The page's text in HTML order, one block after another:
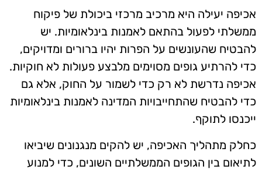
אכיפה יעילה היא מרכיב מרכזי ביכולת של פיקוח
ממשלתי לפעול בהתאם לאמנות בינלאומיות. יש
להבטיח שהעונשים על הפרות יהיו ברורים ומדויקים,
כדי להרתיע גופים מסוימים מלבצע פעולות לא חוקיות.
אכיפה נדרשת לא רק כדי לשמור על החוק, אלא גם
כדי להבטיח שהתחייבויות המדינה לאמנות בינלאומיות
ייכנסו לתוקף.
כחלק מתהליך האכיפה, יש להקים מנגנונים שיביאו
לתיאום בין הגופים הממשלתיים השונים, כדי למנוע